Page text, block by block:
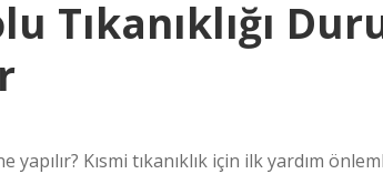
Tıkanıklığı
yapılır? Kısmi tıkanıklık için ilk yardım